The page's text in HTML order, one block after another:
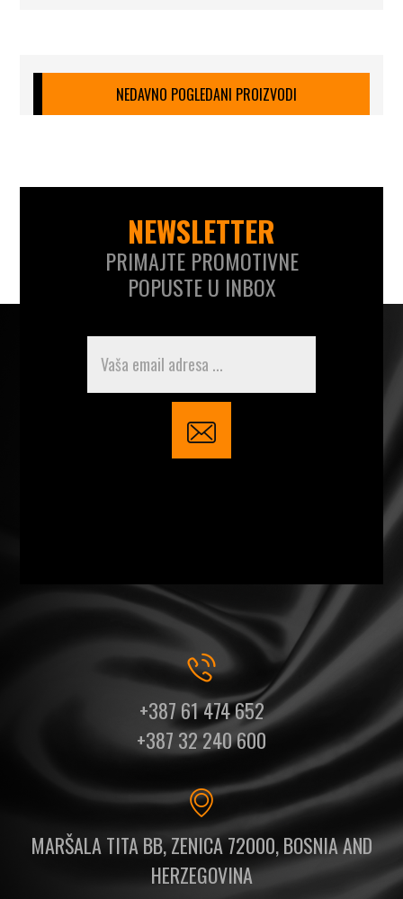
NEDAVNO POGLEDANI PROIZVODI
NEWSLETTER
PRIMAJTE PROMOTIVNE
POPUSTE U INBOX
+387 61 474 652
+387 32 240 600
MARŠALA TITA BB, ZENICA 72000, BOSNIA AND
HERZEGOVINA